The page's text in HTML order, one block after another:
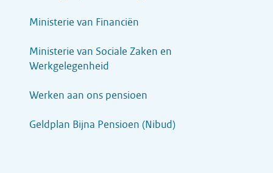
Ministerie van Financiën
Ministerie van Sociale Zaken en
Werkgelegenheid
Werken aan ons pensioen
Geldplan Bijna Pensioen (Nibud)